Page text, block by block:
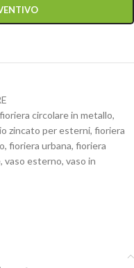
circolare in metallo,
zincato per esterni, fioriera
, fioriera urbana, fioriera
, vaso esterno, vaso in